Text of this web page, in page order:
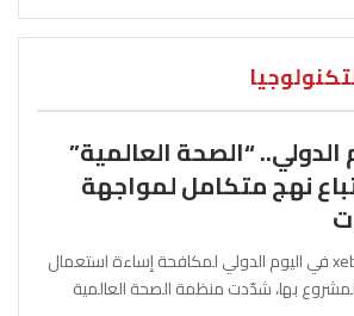
الدولي.. “الصحة العالمية”
نهج متكامل لمواجهة
آفرين علو ـ xeber24.net في اليوم الدولي لمكافحة إساءة استعمال
المشروع بها، شدّدت منظمة الصحة العالمية